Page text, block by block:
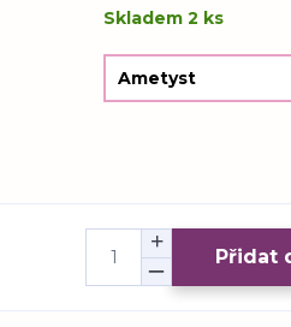
Skladem 2 ks
Přidat